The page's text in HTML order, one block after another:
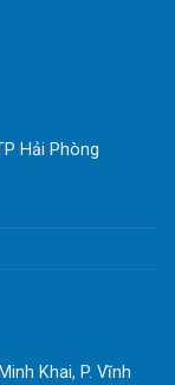
Hải Phòng
Khai, P. Vĩnh